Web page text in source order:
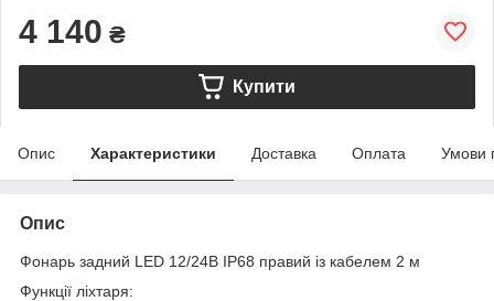
4 140 ₴
Купити
Опис Характеристики Доставка Оплата Умови
Опис
Фонарь задний LED 12/24В IP68 правий із кабелем 2 м
Функції ліхтаря: